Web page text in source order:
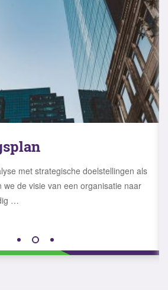
lab
eenmaal is gebouwd, dan is het
op een flexibele, duurzame en
in te richten…